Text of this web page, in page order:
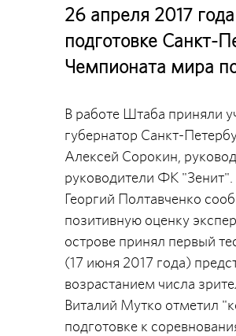
26 апреля 2017
подготовке Санкт-
Чемпионата мира
В работе Штаба приняли
губернатор Санкт-
Алексей Сорокин,
руководители ФК "Зенит".
Георгий Полтавченко
позитивную оценку
острове принял первый
(17 июня 2017 года)
возрастанием числа
Виталий Мутко отметил
подготовке к